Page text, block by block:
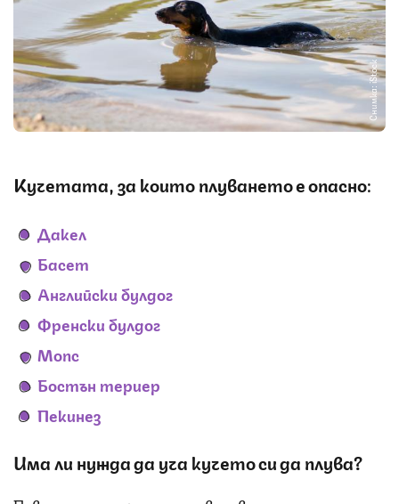
Снимка: iStock
Кучетата, за които плуването е опасно:
Дакел
Басет
Английски булдог
Френски булдог
Мопс
Бостън териер
Пекинез
Има ли нужда да уча кучето си да плува?